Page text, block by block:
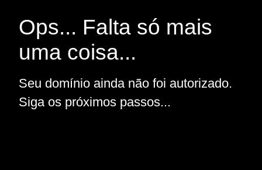
Ops... Falta só mais
uma coisa...
Seu domínio ainda não foi autorizado.
Siga os próximos passos...